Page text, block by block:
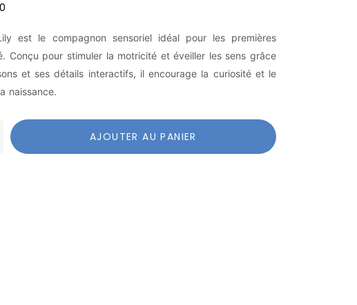
est le compagnon sensoriel idéal pour les premières
Conçu pour stimuler la motricité et éveiller les sens grâce
et ses détails interactifs, il encourage la curiosité et le
naissance.
AJOUTER AU PANIER